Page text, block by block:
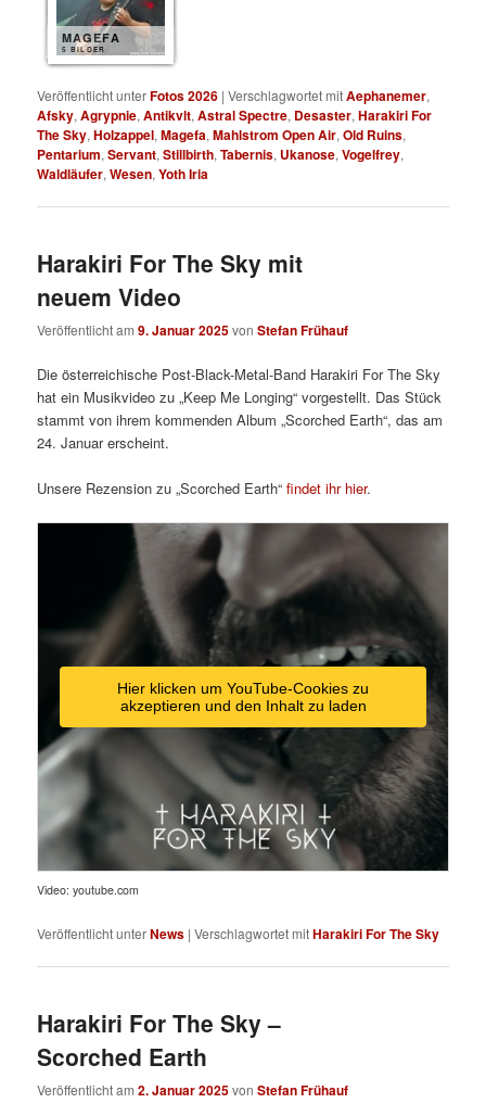
MAGEFA
5 BILDER
Veröffentlicht unterFotos 2026 |Verschlagwortet mitAephanemer,
Afsky,Agrypnie,Antikvlt,Astral Spectre, Desaster,Harakiri For
The Sky,Holzappel,Magefa,Mahlstrom Open Air,Old Ruins,
Pentarium,Servant,Stillbirth,Tabernis, Ukanose,Vogelfrey,
Waldläufer,Wesen,Yoth Iria
Harakiri For The Sky mit
neuem Video
Veröffentlicht am9. Januar 2025vonStefan Frühauf
Die österreichische Post-Black-Metal-Band Harakiri For The Sky
hat ein Musikvideo zu „Keep Me Longing“ vorgestellt. Das Stück
stammt von ihrem kommenden Album „Scorched Earth“, das am
24. Januar erscheint.
Unsere Rezension zu „Scorched Earth“findet ihr hier.
Hier klicken um YouTube-Cookies zu
akzeptieren und den Inhalt zu laden
Video: youtube.com
Veröffentlicht unterNews |Verschlagwortet mitHarakiri For The Sky
Harakiri For The Sky –
Scorched Earth
Veröffentlicht am2. Januar 2025vonStefan Frühauf